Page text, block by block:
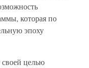
которая по
эпоху
целью